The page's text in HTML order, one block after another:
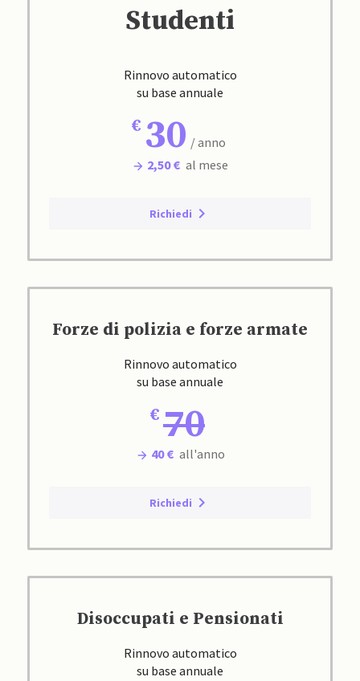
Studenti
Rinnovo automatico
su base annuale
30 / anno
2,50 € al mese
Richiedi
Forze di polizia e forze armate
Rinnovo automatico
su base annuale
70
40 € all'anno
Richiedi
Disoccupati e Pensionati
Rinnovo automatico
su base annuale